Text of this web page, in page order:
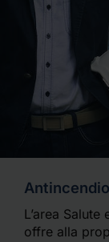
L’area
offre alla